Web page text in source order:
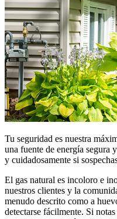
Tu seguridad es nuestra
una fuente de energía segura
y cuidadosamente si
El gas natural es incoloro e
nuestros clientes y la
menudo descrito como a
detectarse fácilmente. Si